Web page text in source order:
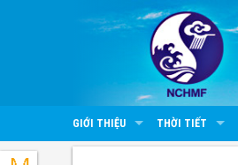
GIỚI THIỆU THỜI TIẾT